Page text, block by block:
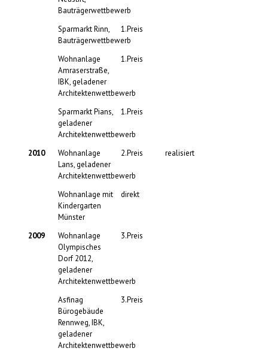
Bauträgerwettbewerb
Sparmarkt Rinn,
Bauträgerwettbewerb
1.Preis
Wohnanlage
Amraserstraße,
IBK, geladener
Architektenwettbewerb
1.Preis
Sparmarkt Pians,
geladener
Architektenwettbewerb
1.Preis
2010
Wohnanlage
Lans, geladener
Architektenwettbewerb
2.Preis realisiert
Wohnanlage mit
Kindergarten
Münster
direkt
2009
Wohnanlage
Olympisches
Dorf 2012,
geladener
Architektenwettbewerb
3.Preis
Asfinag
Bürogebäude
Rennweg, IBK,
geladener
Architektenwettbewerb
3.Preis